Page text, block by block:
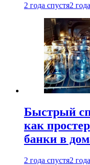
2 года спустя2
Быстрый
как
банки в
2 года спустя2